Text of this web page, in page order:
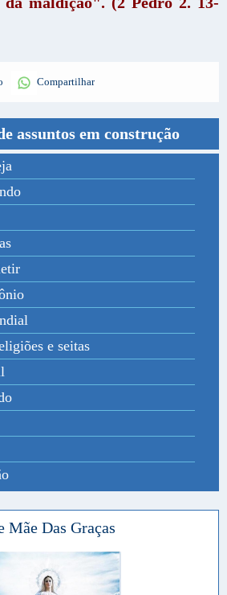
Compartilhar
assuntos em construção
e seitas
Mãe Das Graças